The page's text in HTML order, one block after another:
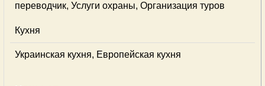
переводчик, Услуги охраны, Организация туров
Кухня
Украинская кухня, Европейская кухня